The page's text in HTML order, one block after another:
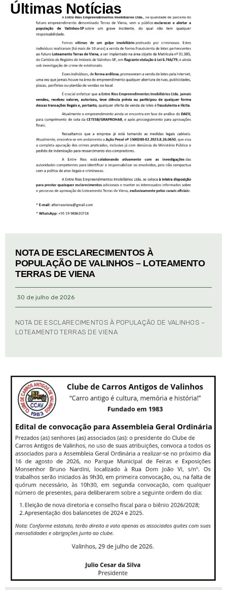
Últimas Notícias
NOTA DE ESCLARECIMENTOS À
POPULAÇÃO DE VALINHOS – LOTEAMENTO
TERRAS DE VIENA
30 de julho de 2026
NOTA DE ESCLARECIMENTOS À POPULAÇÃO DE VALINHOS –
LOTEAMENTO TERRAS DE VIENA